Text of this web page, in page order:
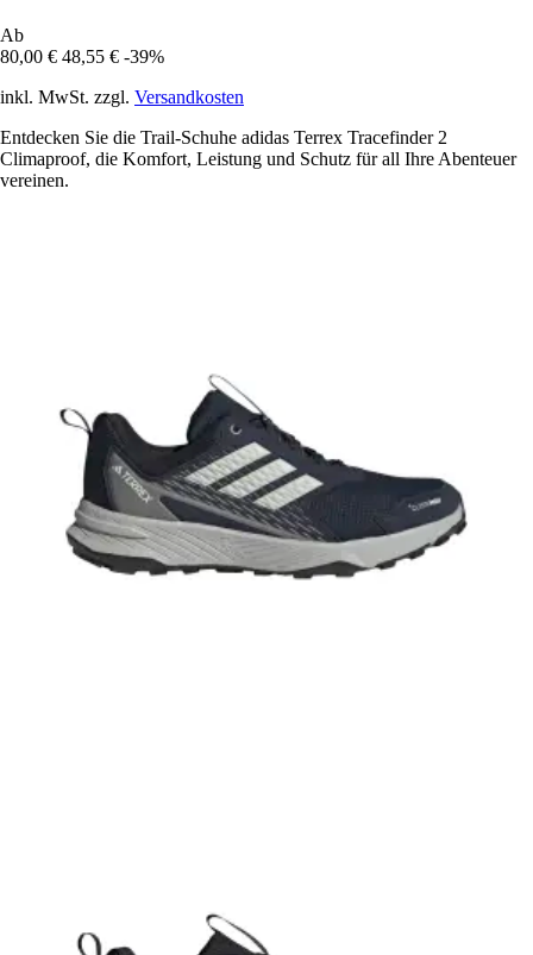
Ab
80,00 € 48,55 € -39%
inkl. MwSt. zzgl. Versandkosten
Entdecken Sie die Trail-Schuhe adidas Terrex Tracefinder 2
Climaproof, die Komfort, Leistung und Schutz für all Ihre Abenteuer
vereinen.